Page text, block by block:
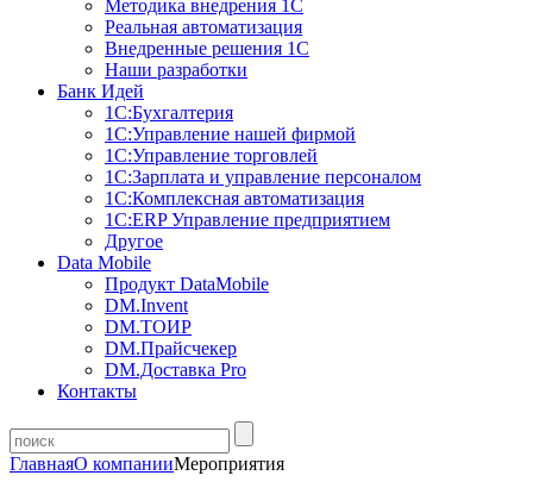
Методика внедрения 1С
Реальная автоматизация
Внедренные решения 1С
Наши разработки
Банк Идей
1С:Бухгалтерия
1С:Управление нашей фирмой
1С:Управление торговлей
1С:Зарплата и управление персоналом
1С:Комплексная автоматизация
1С:ERP Управление предприятием
Другое
Data Mobile
Продукт DataMobile
DM.Invent
DM.ТОИР
DM.Прайсчекер
DM.Доставка Pro
Контакты
ГлавнаяО компанииМероприятия